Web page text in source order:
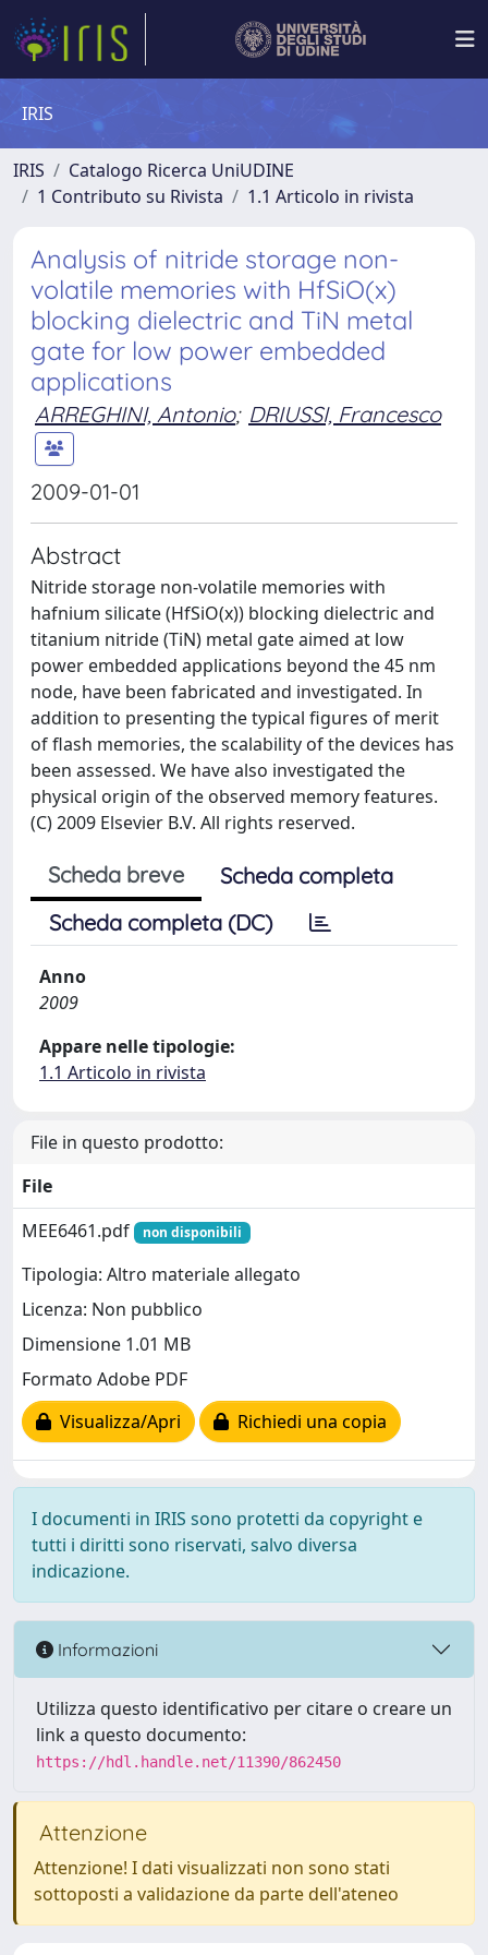
IRIS
IRIS
Catalogo Ricerca UniUDINE
1 Contributo su Rivista
1.1 Articolo in rivista
Analysis of nitride storage non-
volatile memories with HfSiO(x)
blocking dielectric and TiN metal
gate for low power embedded
applications
ARREGHINI, Antonio; DRIUSSI, Francesco
2009-01-01
Abstract
Nitride storage non-volatile memories with
hafnium silicate (HfSiO(x)) blocking dielectric and
titanium nitride (TiN) metal gate aimed at low
power embedded applications beyond the 45 nm
node, have been fabricated and investigated. In
addition to presenting the typical figures of merit
of flash memories, the scalability of the devices has
been assessed. We have also investigated the
physical origin of the observed memory features.
(C) 2009 Elsevier B.V. All rights reserved.
Scheda breve
Scheda completa
Scheda completa (DC)
Anno
2009
Appare nelle tipologie:
1.1 Articolo in rivista
File in questo prodotto:
File
MEE6461.pdf
non disponibili
Tipologia: Altro materiale allegato
Licenza: Non pubblico
Dimensione 1.01 MB
Formato Adobe PDF
Visualizza/Apri
Richiedi una copia
I documenti in IRIS sono protetti da copyright e
tutti i diritti sono riservati, salvo diversa
indicazione.
Informazioni
Utilizza questo identificativo per citare o creare un
link a questo documento:
https://hdl.handle.net/11390/862450
Attenzione
Attenzione! I dati visualizzati non sono stati
sottoposti a validazione da parte dell'ateneo